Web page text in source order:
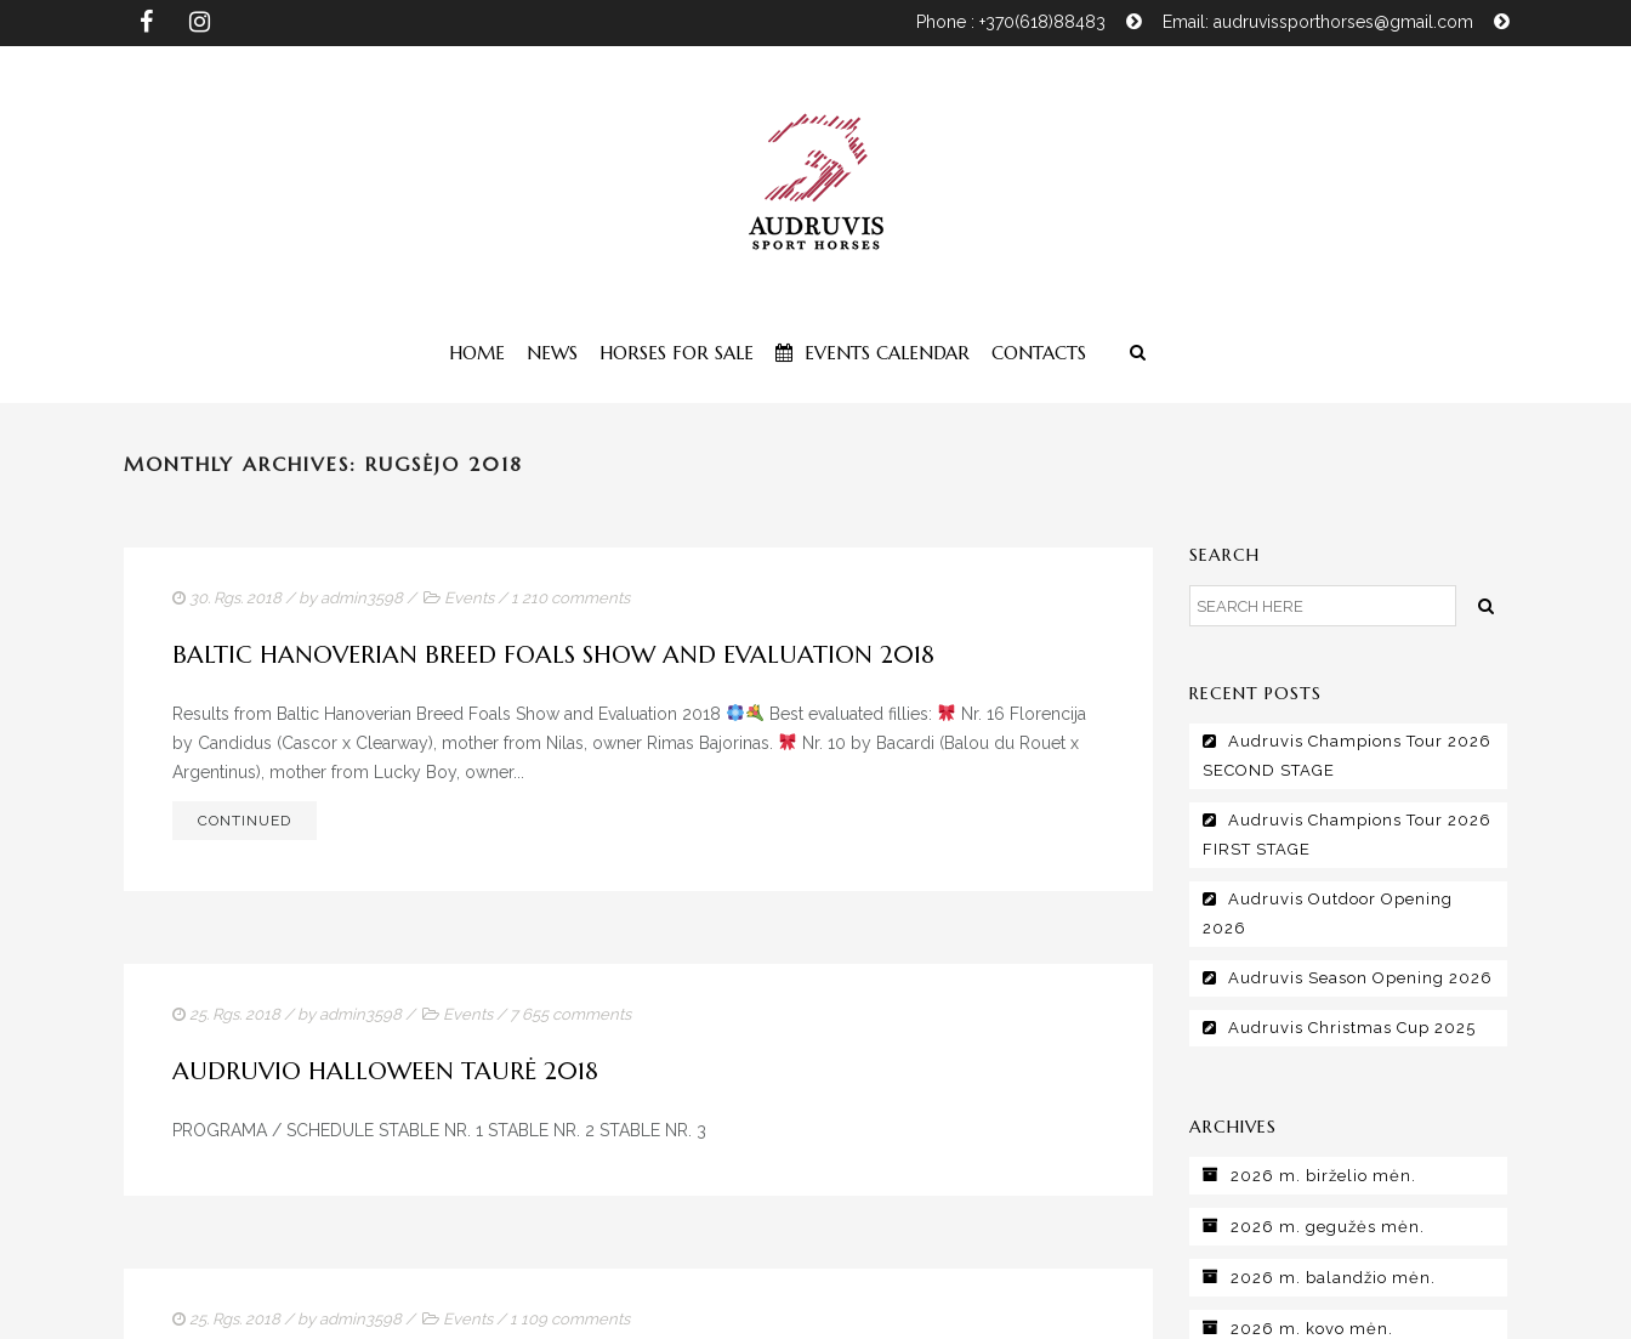
Phone : +370(618)88483 Email: audruvissporthorses@gmail.com
HOME NEWS HORSES FOR SALE EVENTS CALENDAR CONTACTS
MONTHLY ARCHIVES: RUGSĖJO 2018
30. Rgs. 2018/ by admin3598/ Events/ 1 210 comments
BALTIC HANOVERIAN BREED FOALS SHOW AND EVALUATION 2018
Results from Baltic Hanoverian Breed Foals Show and Evaluation 2018 Best evaluated fillies:
Nr. 16 Florencija
by Candidus (Cascor x Clearway), mother from Nilas, owner Rimas Bajorinas.
Nr. 10 by Bacardi (Balou du Rouet x
Argentinus), mother from Lucky Boy, owner...
CONTINUED
25. Rgs. 2018/ by admin3598/ Events/ 7 655 comments
AUDRUVIO HALLOWEEN TAURĖ 2018
PROGRAMA / SCHEDULE STABLE NR. 1 STABLE NR. 2 STABLE NR. 3
25. Rgs. 2018/ by admin3598/ Events/ 1 109 comments
SEARCH
RECENT POSTS
Audruvis Champions Tour 2026
SECOND STAGE
Audruvis Champions Tour 2026
FIRST STAGE
Audruvis Outdoor Opening
2026
Audruvis Season Opening 2026
Audruvis Christmas Cup 2025
ARCHIVES
2026 m. birželio mėn.
2026 m. gegužės mėn.
2026 m. balandžio mėn.
2026 m. kovo mėn.